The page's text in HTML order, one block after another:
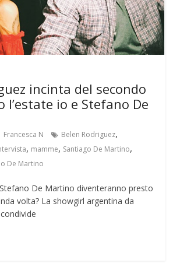
incinta del secondo
l’estate io e Stefano De
Francesca N Belen Rodriguez,
, mamme, Santiago De Martino,
De Martino
De Martino diventeranno presto
volta? La showgirl argentina da